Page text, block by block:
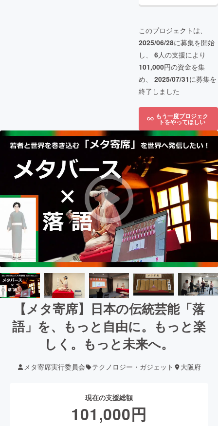
このプロジェクトは、
2025/06/28に募集を開始
し、 6人の支援により
101,000円の資金を集
め、 2025/07/31に募集を
終了しました
もう一度プロジェク
トをやってほしい
【メタ寄席】日本の伝統芸能「落
語」を、もっと自由に。もっと楽
しく。もっと未来へ。
メタ寄席実行委員会 テクノロジー・ガジェット 大阪府
現在の支援総額
101,000円